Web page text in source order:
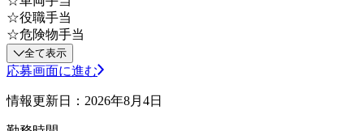
☆役職手当
☆危険物手当
全て表示
応募画面に進む
情報更新日：2026年8月4日